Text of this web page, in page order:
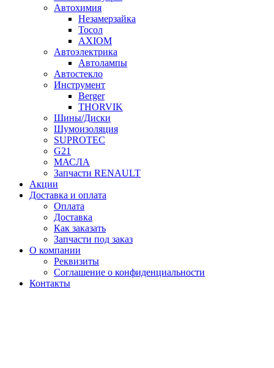
Автохимия
Незамерзайка
Тосол
AXIOM
Автоэлектрика
Автолампы
Автостекло
Инструмент
Berger
THORVIK
Шины/Диски
Шумоизоляция
SUPROTEC
G21
МАСЛА
Запчасти RENAULT
Акции
Доставка и оплата
Оплата
Доставка
Как заказать
Запчасти под заказ
О компании
Реквизиты
Соглашение о конфиденциальности
Контакты